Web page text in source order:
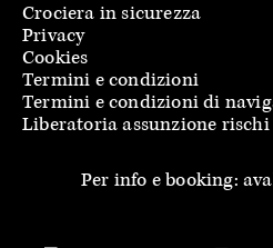
Crociera in sicurezza
Privacy
Cookies
Termini e condizioni
Termini e condizioni di
Liberatoria assunzione rischi
Per info e booking: